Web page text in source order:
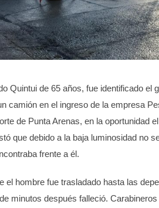
Quintui de 65 años, fue identificado el
camión en el ingreso de la empresa
de Punta Arenas, en la oportunidad
que debido a la baja luminosidad no
frente a él.
el hombre fue trasladado hasta las
minutos después falleció.